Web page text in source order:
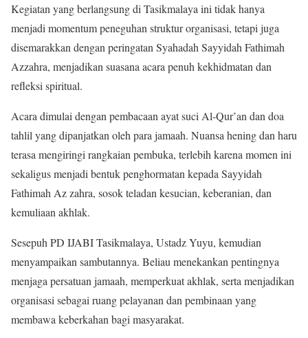
Kegiatan yang berlangsung di Tasikmalaya ini tidak hanya
menjadi momentum peneguhan struktur organisasi, tetapi juga
disemarakkan dengan peringatan Syahadah Sayyidah Fathimah
Azzahra, menjadikan suasana acara penuh kekhidmatan dan
refleksi spiritual.
Acara dimulai dengan pembacaan ayat suci Al-Qur’an dan doa
tahlil yang dipanjatkan oleh para jamaah. Nuansa hening dan haru
terasa mengiringi rangkaian pembuka, terlebih karena momen ini
sekaligus menjadi bentuk penghormatan kepada Sayyidah
Fathimah Az zahra, sosok teladan kesucian, keberanian, dan
kemuliaan akhlak.
Sesepuh PD IJABI Tasikmalaya, Ustadz Yuyu, kemudian
menyampaikan sambutannya. Beliau menekankan pentingnya
menjaga persatuan jamaah, memperkuat akhlak, serta menjadikan
organisasi sebagai ruang pelayanan dan pembinaan yang
membawa keberkahan bagi masyarakat.